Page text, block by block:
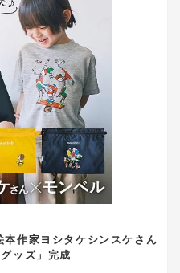
作家ヨシタケシンスケさん
ッズ」完成